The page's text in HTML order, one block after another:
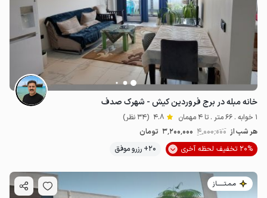
خانه مبله در برج فروردین کیش - شهرک صدف
1 خوابه . 66 متر . تا 4 مهمان 4.8 (34 نظر)
هر شب از 4٬000٬000 3٬200٬000 تومان
20% تخفیف لحظه آخری
20+ رزرو موفق
مـمـتــــــاز